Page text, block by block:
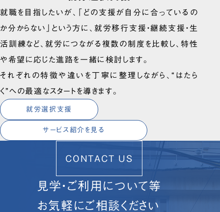
就職を目指したいが、「どの支援が自分に合っているの
か分からない」という方に、就労移行支援・継続支援・生
活訓練など、就労につながる複数の制度を比較し、特性
や希望に応じた進路を一緒に検討します。
それぞれの特徴や違いを丁寧に整理しながら、“はたら
く”への最適なスタートを導きます。
就労選択支援
サービス紹介を見る
CONTACT US
見学・ご利用について等
お気軽にご相談ください